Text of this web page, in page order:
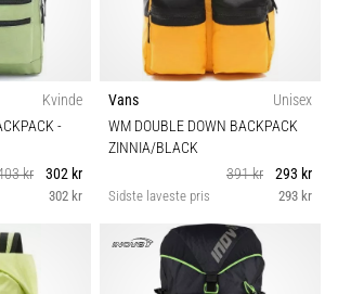
Kvinde
-
kr
302 kr
302 kr
Vans
Unisex
WM DOUBLE DOWN BACKPACK
ZINNIA/BLACK
391 kr
293 kr
Sidste laveste pris 293 kr